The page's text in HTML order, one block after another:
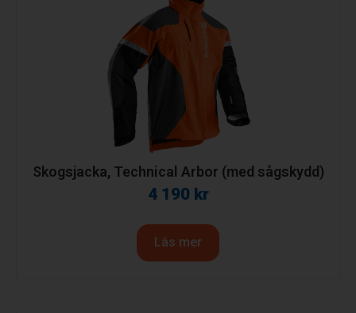
Skogsjacka, Technical Arbor (med sågskydd)
4 190 kr
Läs mer